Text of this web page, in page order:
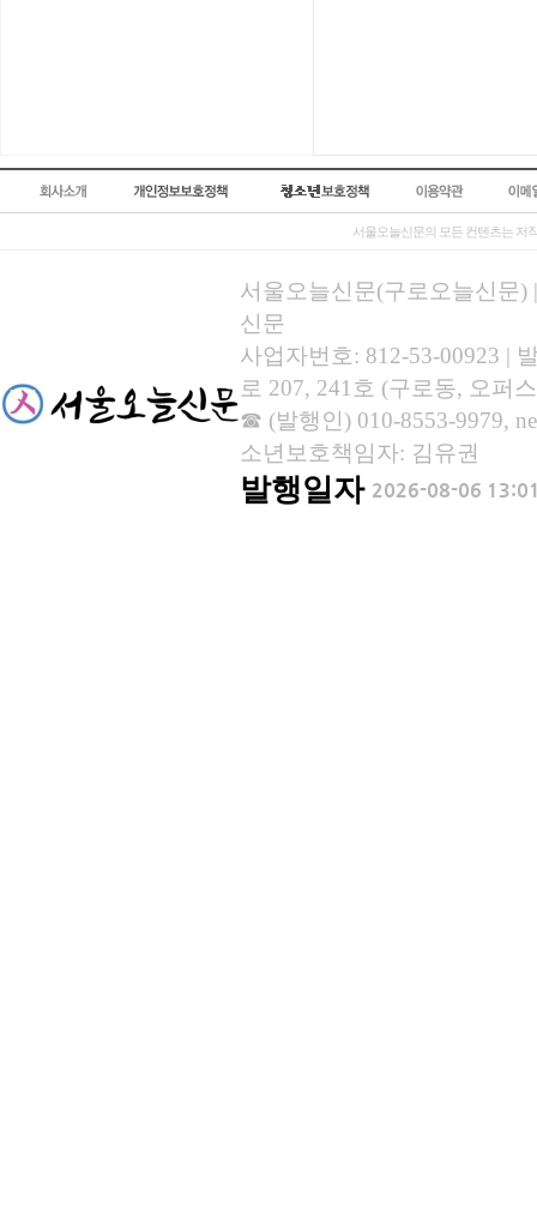
서울오늘신문의 모든 컨텐츠는 저
서울오늘신문(구로오늘신문)
신문
사업자번호: 812-53-00923 |
로 207, 241호 (구로동, 오퍼
☎ (발행인) 010-8553-9979,
소년보호책임자: 김유권
발행일자